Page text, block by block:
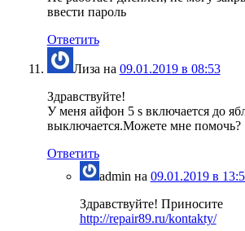
ввести пароль
Ответить
Лиза на 09.01.2019 в 08:53
Здравствуйте!
У меня айфон 5 s включается до
выключается.Можете мне помочь?
Ответить
admin на 09.01.2019 в
Здравствуйте! Приносите
http://repair89.ru/kontakty/